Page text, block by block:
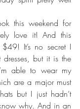
this weekend for
love it! And this
It’s no secret I
but it is the
able to wear my
are a major must
but I just hadn’t
why. And in an